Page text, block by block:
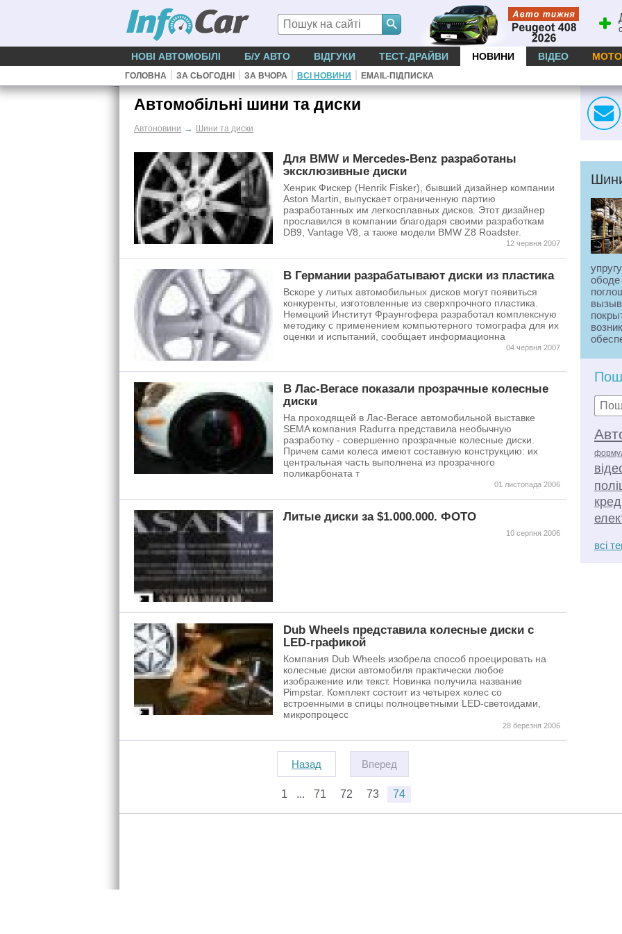
НОВІ АВТОМОБІЛІ Б/У АВТО ВІДГУКИ ТЕСТ-ДРАЙВИ НОВИНИ ВІДЕО МОТО
ГОЛОВНА | ЗА СЬОГОДНІ | ЗА ВЧОРА | ВСІ НОВИНИ | EMAIL-ПІДПИСКА
Автомобільні шини та диски
Автоновини → Шини та диски
Для BMW и Mercedes-Benz разработаны
эксклюзивные диски
Хенрик Фискер (Henrik Fisker), бывший дизайнер компании
Aston Martin, выпускает ограниченную партию
разработанных им легкосплавных дисков. Этот дизайнер
прославился в компании благодаря своими разработкам
DB9, Vantage V8, а также модели BMW Z8 Roadster.
12 червня 2007
В Германии разрабатывают диски из пластика
Вскоре у литых автомобильных дисков могут появиться
конкуренты, изготовленные из сверхпрочного пластика.
Немецкий Институт Фраунгофера разработал комплексную
методику с применением компьютерного томографа для их
оценки и испытаний, сообщает информационна
04 червня 2007
В Лас-Вегасе показали прозрачные колесные
диски
На проходящей в Лас-Вегасе автомобильной выставке
SEMA компания Radurra представила необычную
разработку - совершенно прозрачные колесные диски.
Причем сами колеса имеют составную конструкцию: их
центральная часть выполнена из прозрачного
поликарбоната т
01 листопада 2006
Литые диски за $1.000.000. ФОТО
10 серпня 2006
Dub Wheels представила колесные диски с
LED-графикой
Компания Dub Wheels изобрела способ проецировать на
колесные диски автомобиля практически любое
изображение или текст. Новинка получила название
Pimpstar. Комплект состоит из четырех колес со
встроенными в спицы полноцветными LED-светоидами,
микропроцесс
28 березня 2006
Назад Вперед
1 71 72 73 74
ободе
и
виде
Шина
из
всі